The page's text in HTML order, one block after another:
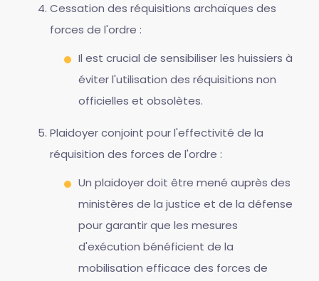
Cessation des réquisitions archaïques des
forces de l'ordre :
Il est crucial de sensibiliser les huissiers à
éviter l'utilisation des réquisitions non
officielles et obsolètes.
Plaidoyer conjoint pour l'effectivité de la
réquisition des forces de l'ordre :
Un plaidoyer doit être mené auprès des
ministères de la justice et de la défense
pour garantir que les mesures
d'exécution bénéficient de la
mobilisation efficace des forces de